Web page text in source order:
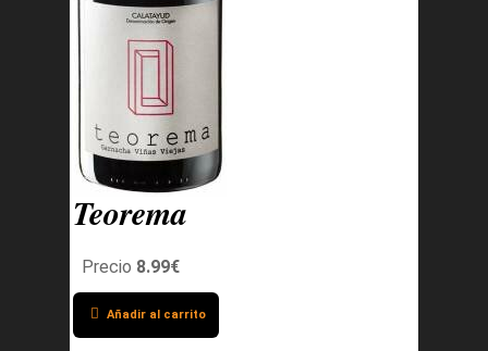
Teorema
Precio 8.99€
Añadir al carrito